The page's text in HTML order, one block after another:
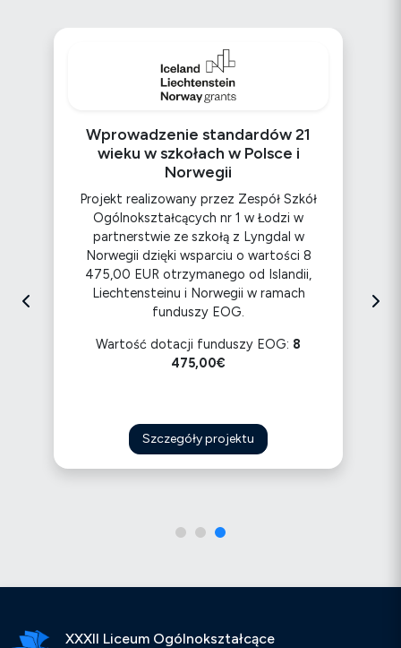
Wprowadzenie standardów 21
wieku w szkołach w Polsce i
Norwegii
Projekt realizowany przez Zespół Szkół
Ogólnokształcących nr 1 w Łodzi w
partnerstwie ze szkołą z Lyngdal w
Norwegii dzięki wsparciu o wartości 8
475,00 EUR otrzymanego od Islandii,
Liechtensteinu i Norwegii w ramach
funduszy EOG.
Wartość dotacji funduszy EOG: 8
475,00€
Szczegóły projektu
XXXII Liceum Ogólnokształcące